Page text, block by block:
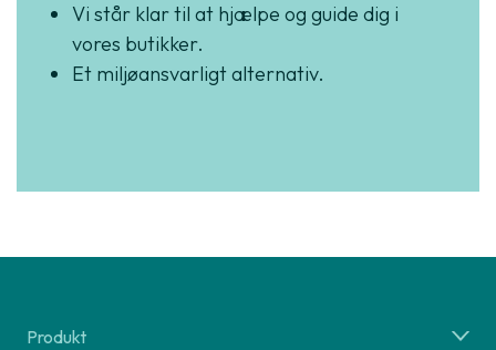
Vi står klar til at hjælpe og guide dig i
vores butikker.
Et miljøansvarligt alternativ.
Produkt